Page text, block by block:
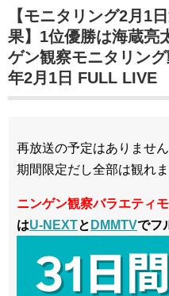
【モニタリング2月1
果】1位優勝は海蔵亮
ゲン観察モニタリン
年2月1日 FULL LIVE
再放送の予定はありませ
期間限定だし全部は観れま
ニンゲン観察バラエティ
はU-NEXTと DMMTVでフ